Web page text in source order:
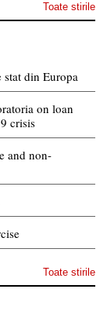
Toate stirile
din Europa
on loan
crisis
and non-
Toate stirile